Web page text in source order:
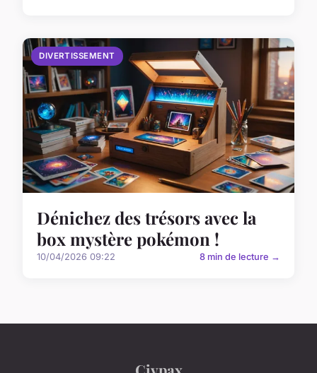
DIVERTISSEMENT
Dénichez des trésors avec la
box mystère pokémon !
10/04/2026 09:22 8 min de lecture →